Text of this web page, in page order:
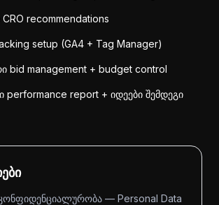
recommendations
setup (GA4 + Tag Manager)
bid management + budget control
performance report + იდეები შემდეგი
— Personal Data